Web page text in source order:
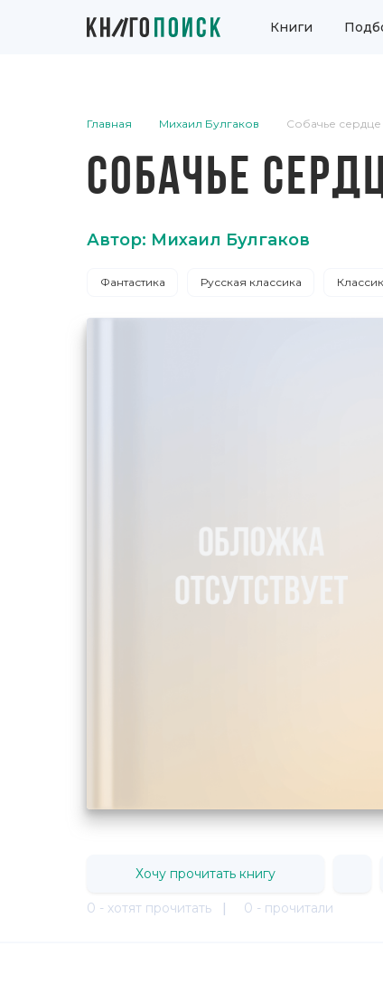
Книги
Главная Михаил Булгаков Собачье сердце
СОБАЧЬЕ
Автор: Михаил Булгаков
Фантастика Русская классика
Хочу прочитать книгу
0 - хотят прочитать | 0 - прочитали